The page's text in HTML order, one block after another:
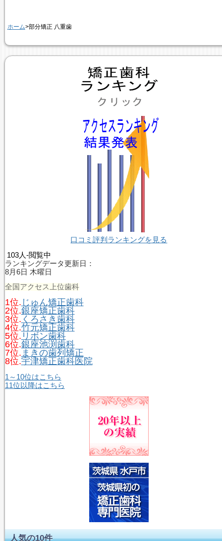
ホーム>部分矯正 八重歯
口コミ評判ランキングを見る
103人-閲覧中
ランキングデータ更新日：
8月6日 木曜日
全国アクセス上位歯科
1位. じゅん矯正歯科
2位.銀座矯正歯科
3位. くろさき歯科
4位.竹元矯正歯科
5位. リボン歯科
6位.銀座池渕歯科
7位. まきの歯列矯正
8位.宇津矯正歯科医院
1～10位はこちら
11位以降はこちら
人気の10件